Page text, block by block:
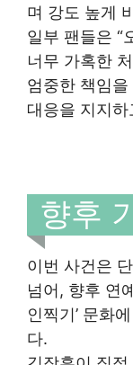
며 강도 높게
일부 팬들은 “
너무 가혹한
엄중한 책임
대응을 지지
향후
이번 사건은
넘어, 향후 연
인찍기’ 문화
다.